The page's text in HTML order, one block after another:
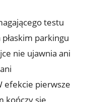
testu
parkingu
nie ujawnia ani
efekcie pierwsze